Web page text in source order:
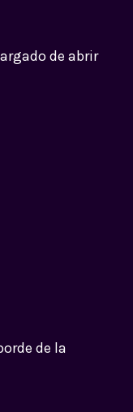
de abrir
de la